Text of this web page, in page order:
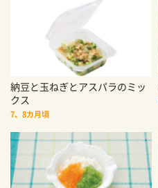
納豆と玉ねぎとアスパラのミッ
クス
7、8カ月頃